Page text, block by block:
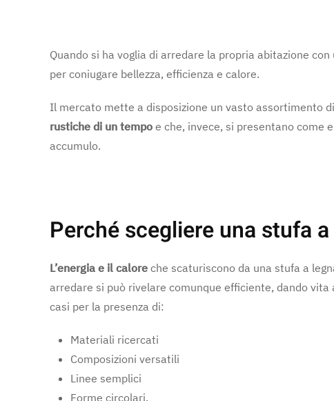
Quando si ha voglia di arredare la propria abitazione con
per coniugare bellezza, efficienza e calore.
Il mercato mette a disposizione un vasto assortimento
rustiche di un tempo e che, invece, si presentano come
accumulo.
Perché scegliere una stufa
L’energia e il calore che scaturiscono da una stufa a
arredare si può rivelare comunque efficiente, dando
casi per la presenza di:
Materiali ricercati
Composizioni versatili
Linee semplici
Forme circolari.